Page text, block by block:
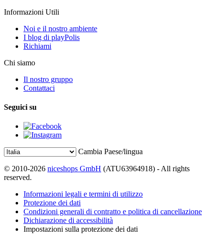
Informazioni Utili
Noi e il nostro ambiente
I blog di playPolis
Richiami
Chi siamo
Il nostro gruppo
Contattaci
Seguici su
Cambia Paese/lingua
© 2010-2026 niceshops GmbH (ATU63964918) - All rights
reserved.
Informazioni legali e termini di utilizzo
Protezione dei dati
Condizioni generali di contratto e politica di cancellazione
Dichiarazione di accessibilità
Impostazioni sulla protezione dei dati